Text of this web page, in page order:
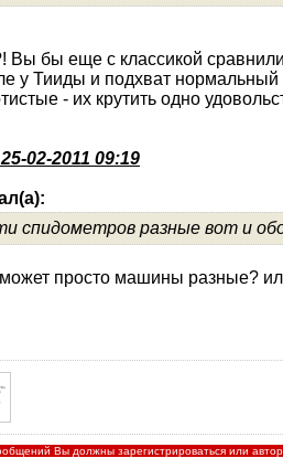
Вы бы еще с классикой
у Тииды и подхват нормальный
- их крутить одно
02-2011 09:19
спидометров разные вот и
может просто машины разные?
Вы должны зарегистрироваться или